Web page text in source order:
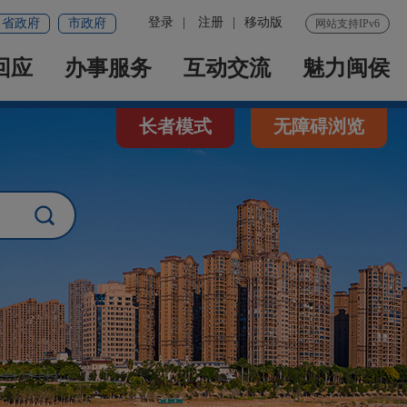
网站支持IPv6
登录 注册 移动版
省政府 市政府
应 办事服务 互动交流 魅力闽侯
长者模式 无障碍浏览